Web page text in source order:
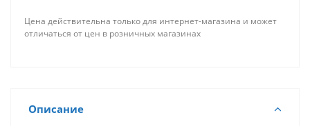
для учителя по работе с пособием.
• We Wish You a Merry Christmas
Цена действительна только для интернет-магазина и может
отличаться от цен в розничных магазинах
Описание